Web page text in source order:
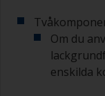
Andra
Om du
är den
Om du
enskilda